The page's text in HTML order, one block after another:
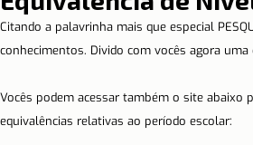
Energia Eventos
Morar em Lisboa Notícias
Citando a palavrinha mais que especial
conhecimentos. Divido com vocês agora
Vocês podem acessar também o site
equivalências relativas ao período escolar: